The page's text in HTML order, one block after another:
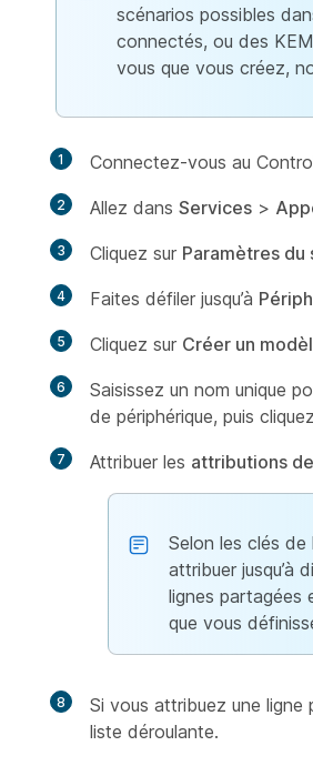
scénarios possibles
connectés, ou des
vous que vous créez,
1 Connectez-vous au
2 Allez dans Services >
3 Cliquez sur Paramètres du
4 Faites défiler jusqu’à
5 Cliquez sur Créer un
6
Saisissez un nom unique
de périphérique, puis
7 Attribuer les attributions
Selon les clés
attribuer jusqu’à
lignes partagées
que vous
8
Si vous attribuez une ligne
liste déroulante.